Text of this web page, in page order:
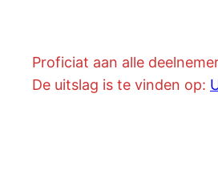
Proficiat aan alle
De uitslag is te vinden op: